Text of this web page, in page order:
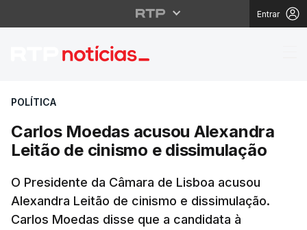
Entrar
Carlos Moedas
POLÍTICA
Carlos Moedas acusou Alexandra
Leitão de cinismo e dissimulação
O Presidente da Câmara de Lisboa acusou
Alexandra Leitão de cinismo e dissimulação.
Carlos Moedas disse que a candidata à